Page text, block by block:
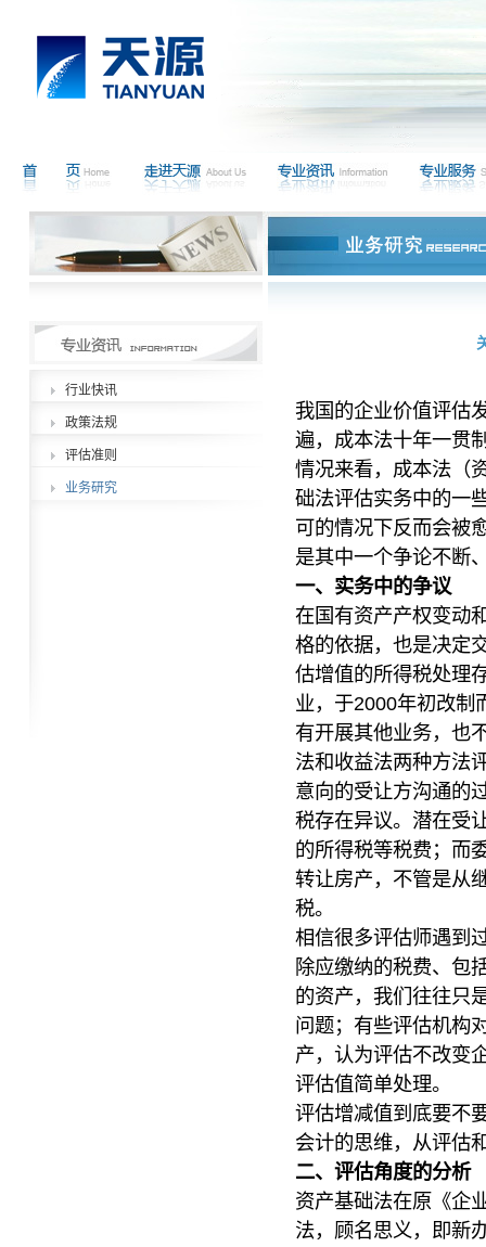
行业快讯
政策法规
评估准则
业务研究
我国的企业价值评估
遍，成本法十年一贯
情况来看，成本法（
础法评估实务中的一
可的情况下反而会被
是其中一个争论不断
一、实务中的争议
在国有资产产权变动
格的依据，也是决定
估增值的所得税处理
业，于2000年初改制
有开展其他业务，也
法和收益法两种方法
意向的受让方沟通的
税存在异议。潜在受
的所得税等税费；而
转让房产，不管是从
税。
相信很多评估师遇到
除应缴纳的税费、包
的资产，我们往往只
问题；有些评估机构
产，认为评估不改变
评估值简单处理。
评估增减值到底要不
会计的思维，从评估
二、评估角度的分析
资产基础法在原《企
法，顾名思义，即新